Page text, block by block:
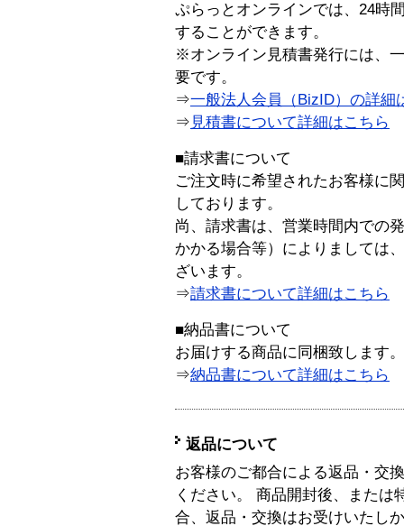
ぷらっとオンラインでは、24時
することができます。
※オンライン見積書発行には、
要です。
⇒一般法人会員（BizID）の詳細
⇒ 見積書について詳細はこちら
■請求書について
ご注文時に希望されたお客様に
しております。
尚、請求書は、営業時間内での
かかる場合等）によりましては
ざいます。
⇒請求書について詳細はこちら
■納品書について
お届けする商品に同梱致します。
⇒納品書について詳細はこちら
返品について
お客様のご都合による返品・交
ください。 商品開封後、または
合、返品・交換はお受けいたし